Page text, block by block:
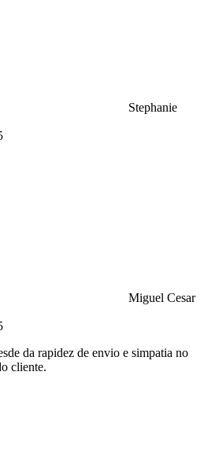
Stephanie
Miguel Cesar
da rapidez de envio e simpatia no
cliente.